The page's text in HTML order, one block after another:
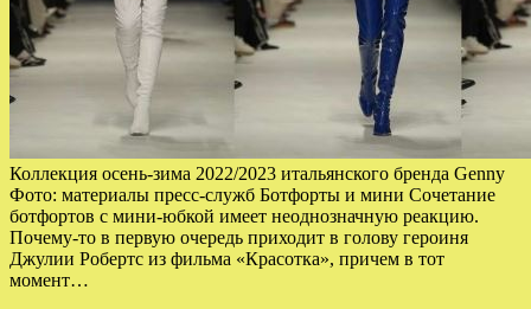
Коллекция осень-зима 2022/2023 итальянского бренда Genny
Фото: материалы пресс-служб Ботфорты и мини Сочетание
ботфортов с мини-юбкой имеет неоднозначную реакцию.
Почему-то в первую очередь приходит в голову героиня
Джулии Робертс из фильма «Красотка», причем в тот
момент…